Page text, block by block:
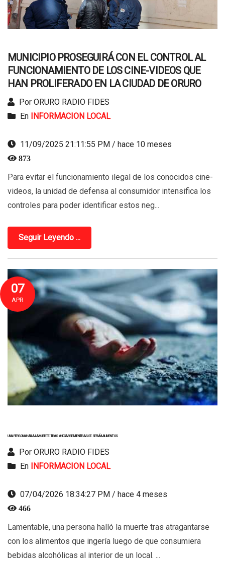
MUNICIPIO PROSEGUIRÁ CON EL CONTROL AL
FUNCIONAMIENTO DE LOS CINE-VIDEOS QUE
HAN PROLIFERADO EN LA CIUDAD DE ORURO
Por ORURO RADIO FIDES
En
INFORMACION LOCAL
11/09/2025 21:11:55 PM / hace 10 meses
873
Para evitar el funcionamiento ilegal de los conocidos cine-
videos, la unidad de defensa al consumidor intensifica los
controles para poder identificar estos neg...
Seguir Leyendo ...
07
APR
UNA PERSONA HALLA LA MUERTE TRAS AHOGARSE MIENTRAS SE SERVÍA ALIMENTOS
Por ORURO RADIO FIDES
En
INFORMACION LOCAL
07/04/2026 18:34:27 PM / hace 4 meses
466
Lamentable, una persona halló la muerte tras atragantarse
con los alimentos que ingería luego de que consumiera
bebidas alcohólicas al interior de un local. ...